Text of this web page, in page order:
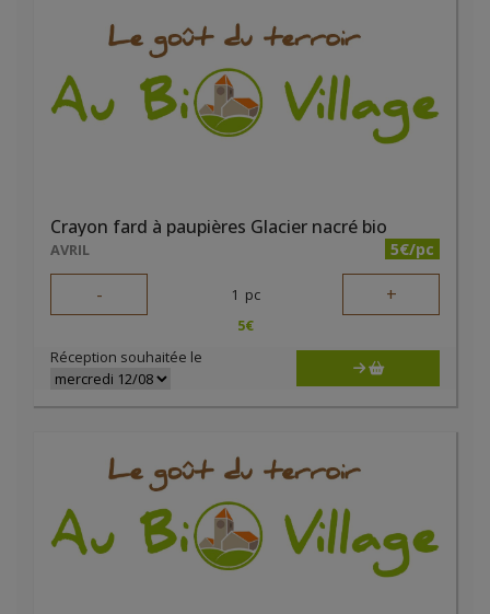
Crayon fard à paupières Glacier nacré bio
AVRIL 5€/pc
- 1 pc +
5€
Réception souhaitée le